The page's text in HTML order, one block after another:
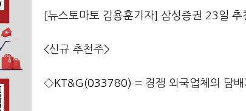
[뉴스토마토 김용훈기자] 삼성증권 23일 추
<신규 추천주>
◇KT&G(033780) = 경쟁 외국업체의 담